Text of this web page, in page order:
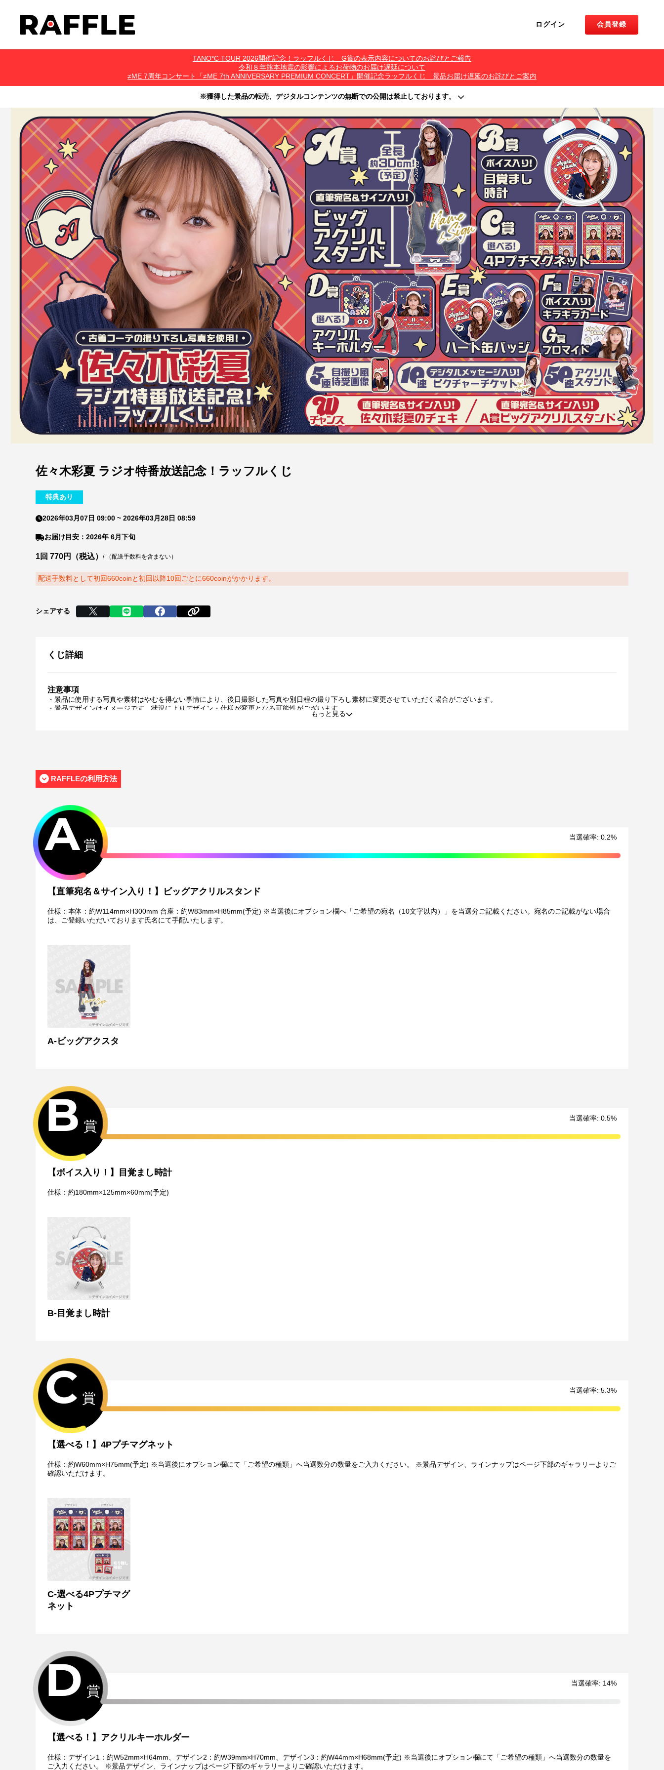
ログイン 会員登録
TANO*C TOUR 2026開催記念！ラッフルくじ G賞の表示内容についてのお詫びとご報告
令和８年熊本地震の影響によるお荷物のお届け遅延について
≠ME 7周年コンサート「≠ME 7th ANNIVERSARY PREMIUM CONCERT」開催記念ラッフルくじ 景品お届け遅延のお詫びとご案内
※獲得した景品の転売、デジタルコンテンツの無断での公開は禁止しております。
・本サービスで獲得された景品をオークション等へ出品する行為、その他営利目的での転売行為は禁止しております。
・本サービスで獲得された動画･画像･ボイス等のデジタルコンテンツは、出品者が著作権を有しております。無断でのSNS等での公開、譲渡、その他著作権を侵害する行為は禁止しております。
・当選権利は当選者ご本人のみ有効となります。当選権利の譲渡、オークション等への出品、その他営利目的での転売は禁止しております。
佐々木彩夏 ラジオ特番放送記念！ラッフルくじ
特典あり
2026年03月07日 09:00 ~ 2026年03月28日 08:59
お届け目安：2026年 6月下旬
1回 770円（税込） / （配送手数料を含まない）
配送手数料として初回660coinと初回以降10回ごとに660coinがかかります。
シェアする
くじ詳細
注意事項
・景品に使用する写真や素材はやむを得ない事情により、後日撮影した写真や別日程の撮り下ろし素材に変更させていただく場合がございます。
・景品デザインはイメージです。状況によりデザイン・仕様が変更となる可能性がございます。
・当選権利は当選者ご本人のみ有効となります。当選権利の譲渡、オークション等への出品、その他営利目的での転売は禁止しております。
・運営様の都合により、一部サイン入り景品がご用意ができなくなる場合がございます。その場合、別のサイン入り景品に変更させていただく可能性がございます。（該当者には別途
メールにてご連絡させていただきます。）
・弊社サイト以外で景品を購入された場合、弊社は一切責任を負いません。
・一部の景品は希望景品の選択や希望の宛名を入力（オプション登録）する必要がございます。期限内に登録いただけなかった場合、ご希望の景品や宛名以外でのお届けとなる可能性
がございます。
配送について
・サイン入り景品とサインなし景品は別配送となる場合がございます。
・製作状況や天候状況によりくじページに記載のお届け目安から前後した配送となる場合がございます。
・弊社指定の配送業者から発送させていただくため、配送業者および配送方法はお選びいただくことができません。
・海外への配送は対応しておりません。
・多連特典をご希望の場合、「くじ引き内容の選択」にてご希望の景品が表示されているボタンを選択の上でくじ引きを行ってください。
※単発（1回ボタン）で引いた方は多連特典の対象とはなりませんのでご注意ください。
・Wチャンス賞のチャレンジには初回のみアンケートへのご回答が必須となります。
・2回目以降は自動的に開催中のWチャンス賞へ応募となります。
もっと見る
RAFFLEの利用方法
当選確率: 0.2%
A 賞
【直筆宛名＆サイン入り！】ビッグアクリルスタンド
仕様：本体：約W114mm×H300mm 台座：約W83mm×H85mm(予定) ※当選後にオプション欄へ「ご希望の宛名（10文字以内）」を当選分ご記載ください。宛名のご記載がない場合
は、ご登録いただいております氏名にて手配いたします。
A-ビッグアクスタ
当選確率: 0.5%
B 賞
【ボイス入り！】目覚まし時計
仕様：約180mm×125mm×60mm(予定)
B-目覚まし時計
当選確率: 5.3%
C 賞
【選べる！】4Pプチマグネット
仕様：約W60mm×H75mm(予定) ※当選後にオプション欄にて「ご希望の種類」へ当選数分の数量をご入力ください。 ※景品デザイン、ラインナップはページ下部のギャラリーよりご
確認いただけます。
C-選べる4Pプチマグ
ネット
当選確率: 14%
D 賞
【選べる！】アクリルキーホルダー
仕様：デザイン1：約W52mm×H64mm、デザイン2：約W39mm×H70mm、デザイン3：約W44mm×H68mm(予定) ※当選後にオプション欄にて「ご希望の種類」へ当選数分の数量を
ご入力ください。 ※景品デザイン、ラインナップはページ下部のギャラリーよりご確認いただけます。